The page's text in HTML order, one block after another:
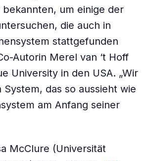
um einige der
die auch in
stattgefunden
Autorin Merel van ‘t Hoff
University in den USA. „Wir
System, das so aussieht wie
am Anfang seiner
McClure (Universität